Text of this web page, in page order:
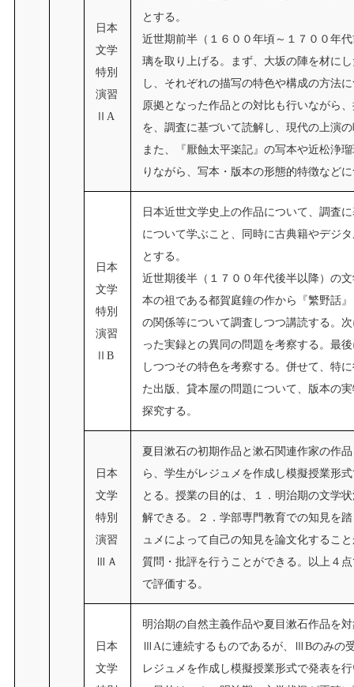
日本
文学
特別
演習
ⅡA
とする。
近世期前半（１６００年頃～１７００年
璃を取り上げる。まず、大坂の陣を材に
し、それぞれの描写の特色や構成の方法
原拠となった作品との対比も行いながら
を、調査に基づいて読解し、現代の上演
また、『厭蝕太平楽記』の写本や近松浄
りながら、写本・版本の形態的特徴など
日本
文学
特別
演習
ⅡB
日本近世文学史上の作品について、調査
について学ぶこと、同時に古典籍やデジ
とする。
近世期後半（１７００年代後半以降）の
本の祖である都賀庭鐘の作から『繁野話
の関係等について調査しつつ講読する。
った実録との異同の問題を考察する。最
しつつその特色を考察する。併せて、特
た出版、貸本屋の問題について、版本の
探究する。
日本
文学
特別
演習
ⅢＡ
夏目漱石の初期作品と漱石関連作家の作
ら、学生がレジュメを作成し模擬授業形
とる。授業の目的は、１．明治期の文学
解できる。２．学部専門教育での知見を
ュメによって自己の知見を論文化するこ
質問・批評を行うことができる。以上４
で評価する。
日本
文学
明治期の自然主義作品や夏目漱石作品を
ⅢAに連続するものであるが、ⅢBのみの
レジュメを作成し模擬授業形式で発表を